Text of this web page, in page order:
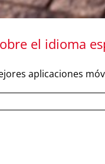
el idioma
aplicaciones